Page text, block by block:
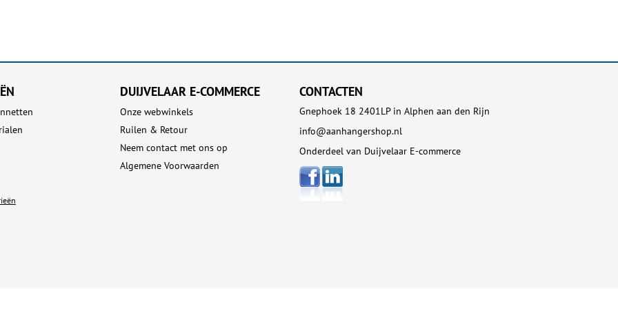
DUIJVELAAR E-COMMERCE
Onze webwinkels
Ruilen & Retour
Neem contact met ons op
Algemene Voorwaarden
CONTACTEN
Gnephoek 18 2401LP in Alphen aan den Rijn
info@aanhangershop.nl
Onderdeel van Duijvelaar E-commerce